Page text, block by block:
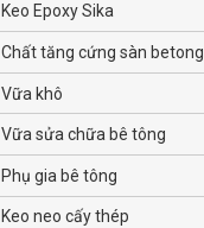
Keo Epoxy Sika
Chất tăng cứng sàn betong
Vữa khô
Vữa sửa chữa bê tông
Phụ gia bê tông
Keo neo cấy thép